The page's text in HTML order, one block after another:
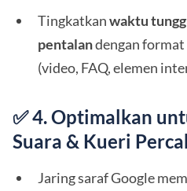
Tingkatkanwaktu
pentalandengan
(video, FAQ, elemen
✅ 4. Optimalkan
Suara & Kueri
Jaring saraf Google